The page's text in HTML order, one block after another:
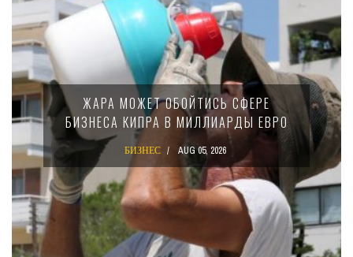
МИНФИН КИПРА ПЕРЕПИСАЛ ЗАКОН О
15-ПРОЦЕНТНОМ НАЛОГЕ ДЛЯ
КРУПНЫХ МЕЖДУНАРОДНЫХ
КОМПАНИЙ
БИЗНЕС AUG 02, 2026